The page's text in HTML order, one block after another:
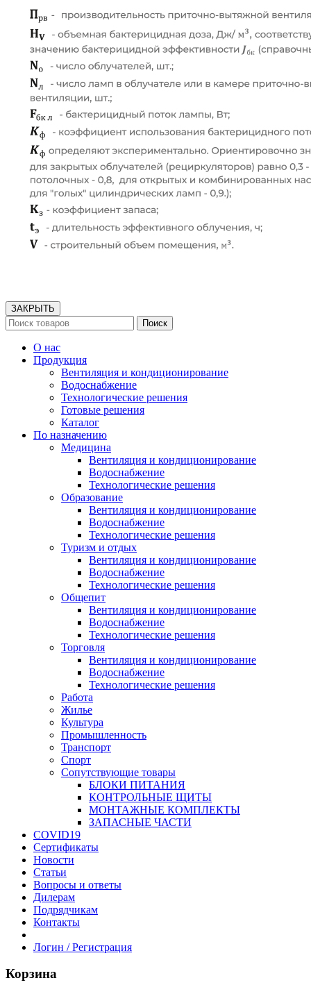
ЗАКРЫТЬ
Поиск
О нас
Продукция
Вентиляция и кондиционирование
Водоснабжение
Технологические решения
Готовые решения
Каталог
По назначению
Медицина
Вентиляция и кондиционирование
Водоснабжение
Технологические решения
Образование
Вентиляция и кондиционирование
Водоснабжение
Технологические решения
Туризм и отдых
Вентиляция и кондиционирование
Водоснабжение
Технологические решения
Общепит
Вентиляция и кондиционирование
Водоснабжение
Технологические решения
Торговля
Вентиляция и кондиционирование
Водоснабжение
Технологические решения
Работа
Жилье
Культура
Промышленность
Транспорт
Спорт
Сопутствующие товары
БЛОКИ ПИТАНИЯ
КОНТРОЛЬНЫЕ ЩИТЫ
МОНТАЖНЫЕ КОМПЛЕКТЫ
ЗАПАСНЫЕ ЧАСТИ
COVID19
Сертификаты
Новости
Статьи
Вопросы и ответы
Дилерам
Подрядчикам
Контакты
Логин / Регистрация
Корзина